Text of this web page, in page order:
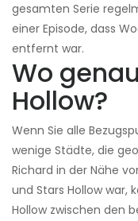
gesamten Serie
einer Episode, dass
entfernt war.
Wo
Hollow?
Wenn Sie alle
wenige Städte, die
Richard in der Nähe
und Stars Hollow war,
Hollow zwischen den